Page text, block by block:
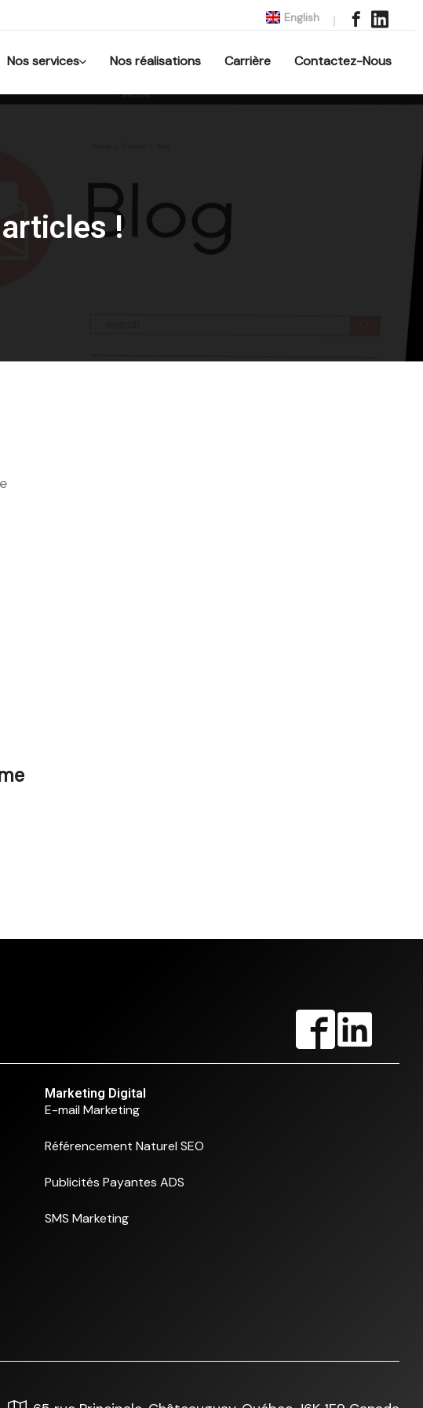
English
Nos services Nos réalisations Carrière Contactez-Nous
!
Marketing Digital
E-mail Marketing
Référencement Naturel SEO
Publicités Payantes ADS
SMS Marketing